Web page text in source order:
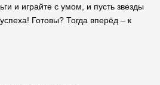
и играйте с умом, и пусть звезды
Готовы? Тогда вперёд – к